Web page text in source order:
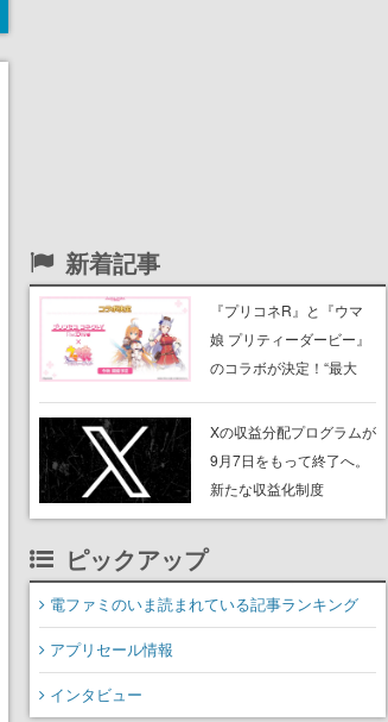
新着記事
『プリコネR』と『ウマ
娘 プリティーダービー』
のコラボが決定！“最大
ンペーンなども発表
Xの収益分配プログラムが
9月7日をもって終了へ。
新たな収益化制度
「Original Content
ピックアップ
電ファミのいま読まれている記事ランキング
アプリセール情報
インタビュー